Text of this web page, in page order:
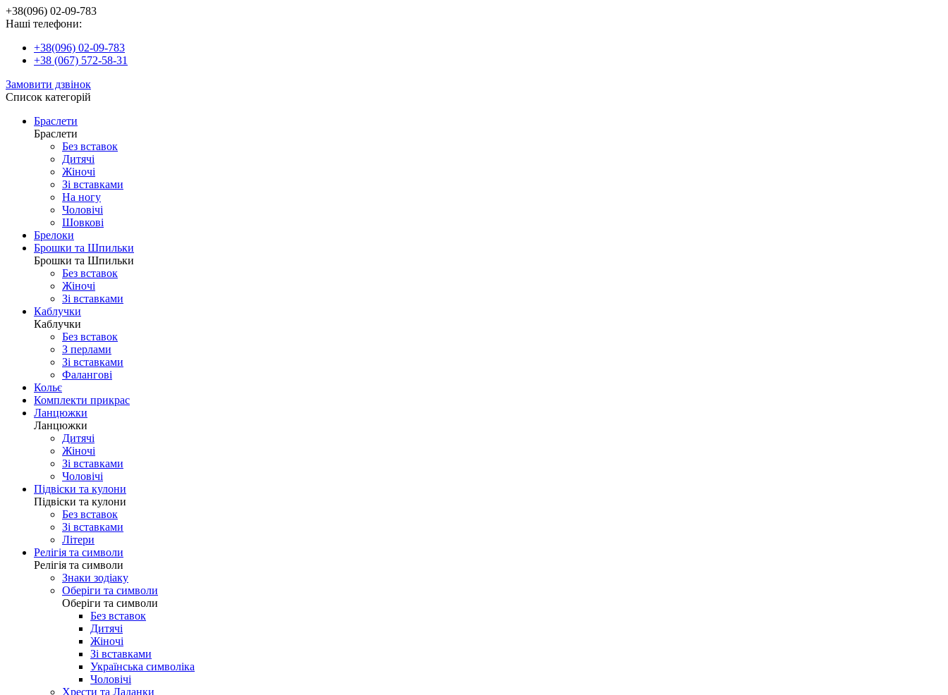
+38(096) 02-09-783
Наші телефони:
+38(096) 02-09-783
+38 (067) 572-58-31
Замовити дзвінок
Список категорій
Браслети
Браслети
Без вставок
Дитячі
Жіночі
Зі вставками
На ногу
Чоловічі
Шовковi
Брелоки
Брошки та Шпильки
Брошки та Шпильки
Без вставок
Жіночі
Зі вставками
Каблучки
Каблучки
Без вставок
З перлами
Зі вставками
Фаланговi
Кольє
Комплекти прикрас
Ланцюжки
Ланцюжки
Дитячі
Жіночі
Зі вставками
Чоловічі
Підвіски та кулони
Підвіски та кулони
Без вставок
Зі вставками
Літери
Релігія та символи
Релігія та символи
Знаки зодіаку
Оберіги та символи
Оберіги та символи
Без вставок
Дитячі
Жіночі
Зі вставками
Українська символіка
Чоловічі
Хрести та Ладанки